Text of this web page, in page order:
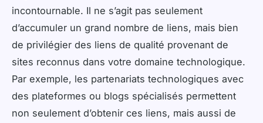
incontournable. Il ne s’agit pas seulement
d’accumuler un grand nombre de liens, mais bien
de privilégier des liens de qualité provenant de
sites reconnus dans votre domaine technologique.
Par exemple, les partenariats technologiques avec
des plateformes ou blogs spécialisés permettent
non seulement d’obtenir ces liens, mais aussi de